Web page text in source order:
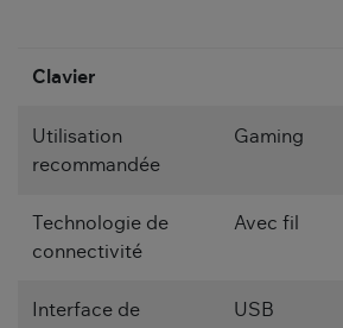
Clavier
Utilisation
recommandée
Gaming
Technologie de
connectivité
Avec fil
Interface de
USB